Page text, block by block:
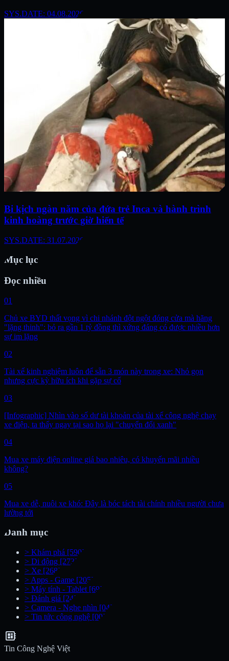
SYS.DATE: 04.08.2026
Bi kịch ngàn năm của đứa trẻ Inca và hành trình
kinh hoàng trước giờ hiến tế
SYS.DATE: 31.07.2026
Mục lục
Đọc nhiều
01
Chủ xe BYD thất vọng vì chi nhánh đột ngột đóng cửa mà hãng
"lặng thinh": bỏ ra gần 1 tỷ đồng thì xứng đáng có được nhiều hơn
sự im lặng
02
Tài xế kinh nghiệm luôn để sẵn 3 món này trong xe: Nhỏ gọn
nhưng cực kỳ hữu ích khi gặp sự cố
03
[Infographic] Nhìn vào số dư tài khoản của tài xế công nghệ chạy
xe điện, ta thấy ngay tại sao họ lại "chuyển đổi xanh"
04
Mua xe máy điện online giá bao nhiêu, có khuyến mãi nhiều
không?
05
Mua xe dễ, nuôi xe khó: Đây là bóc tách tài chính nhiều người chưa
lường tới
Danh mục
> Khám phá [590]
> Di động [273]
> Xe [268]
> Apps - Game [205]
> Máy tính - Tablet [69]
> Đánh giá [24]
> Camera - Nghe nhìn [04]
> Tin tức công nghệ [00]
developer_board
Tin Công Nghệ Việt